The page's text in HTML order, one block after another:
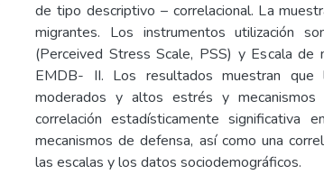
de tipo descriptivo – correlacional. La
migrantes. Los instrumentos utilización
(Perceived Stress Scale, PSS) y Escala de
EMDB- II. Los resultados muestran que
moderados y altos estrés y
correlación estadísticamente
mecanismos de defensa, así como una
las escalas y los datos sociodemográficos.